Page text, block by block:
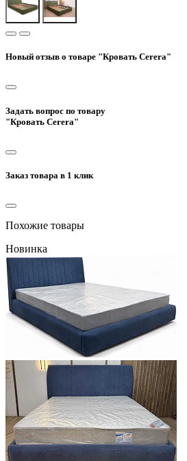
Новый отзыв о товаре "Кровать Cerera"
Задать вопрос по товару
"Кровать Cerera"
Заказ товара в 1 клик
Похожие товары
Новинка